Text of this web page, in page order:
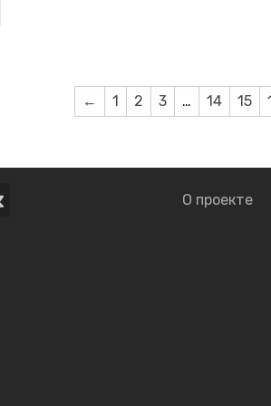
← 1 2 3 … 14 15
О проекте